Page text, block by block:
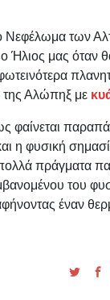
Νεφέλωμα των
Ήλιος μας όταν
της Αλώπηξ με
φαίνεται
η φυσική
πράγματα
του
έναν